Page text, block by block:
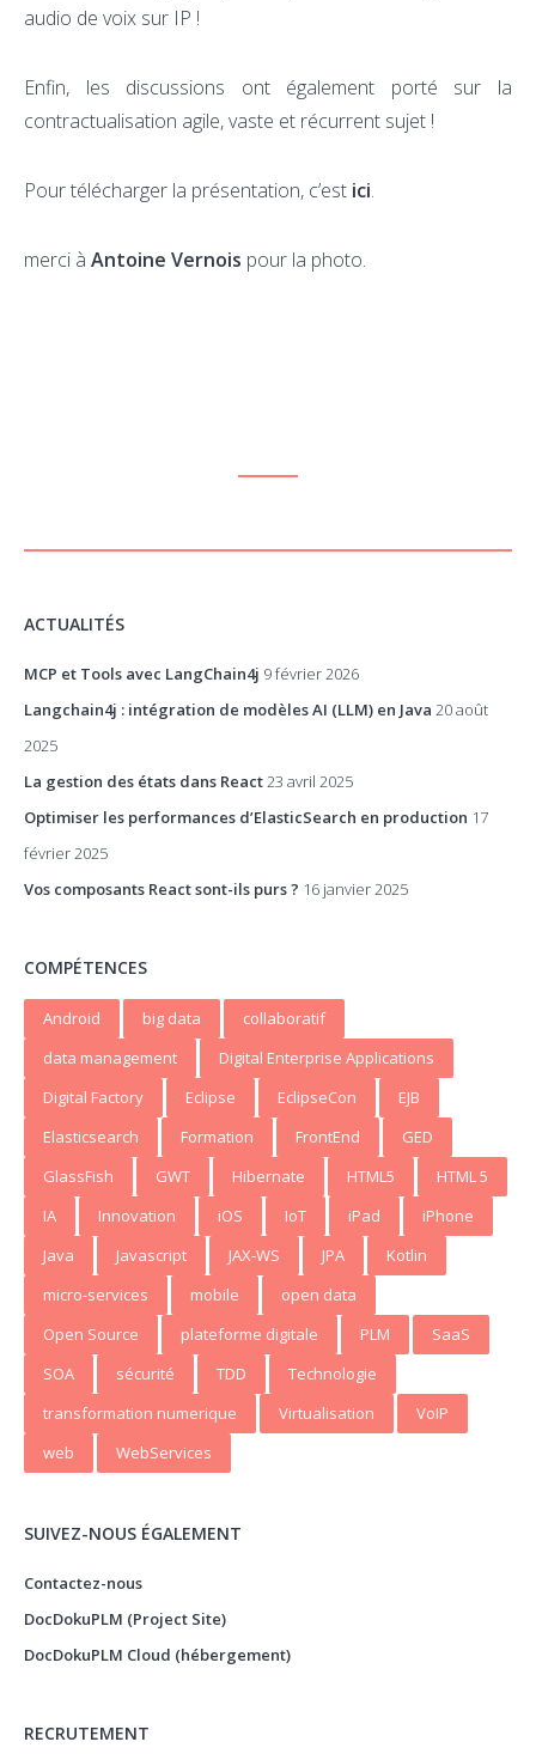
audio de voix sur IP !
Enfin, les discussions ont également porté sur la
contractualisation agile, vaste et récurrent sujet !
Pour télécharger la présentation, c’est ici.
merci à Antoine Vernois pour la photo.
ACTUALITÉS
MCP et Tools avec LangChain4j 9 février 2026
Langchain4j : intégration de modèles AI (LLM) en Java 20 août
2025
La gestion des états dans React23 avril 2025
Optimiser les performances d’ElasticSearch en production 17
février 2025
Vos composants React sont-ils purs ? 16 janvier 2025
COMPÉTENCES
Android big data
collaboratif
data management
Digital Enterprise Applications
Digital Factory
Eclipse EclipseCon
EJB
Elasticsearch
Formation FrontEnd
GED
GlassFish
GWT Hibernate HTML5
HTML 5
IA
Innovation iOS IoT iPad
iPhone
Java
Javascript JAX-WS JPA
Kotlin
micro-services
mobile
open data
Open Source
plateforme digitale PLM
SaaS
SOA
sécurité TDD
Technologie
transformation numerique
Virtualisation
VoIP
web
WebServices
SUIVEZ-NOUS ÉGALEMENT
Contactez-nous
DocDokuPLM (Project Site)
DocDokuPLM Cloud (hébergement)
RECRUTEMENT